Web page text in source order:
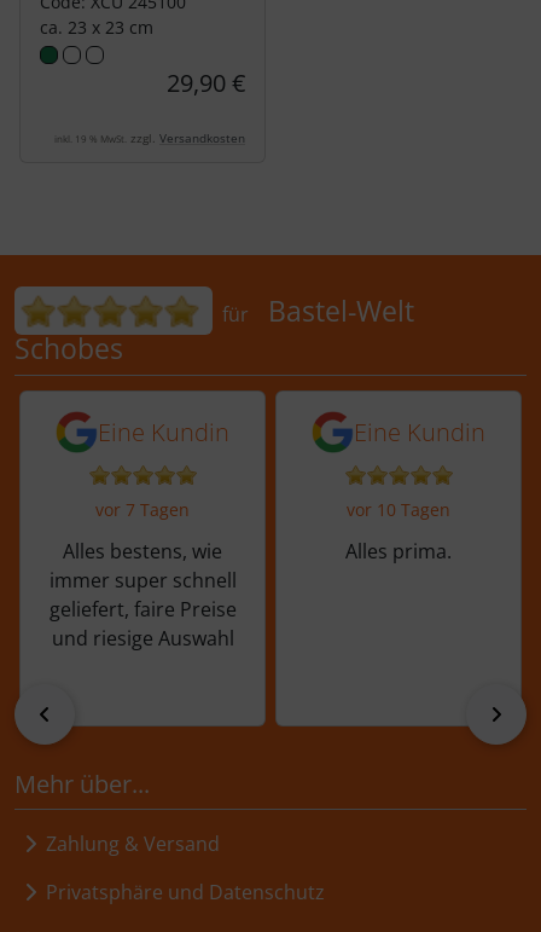
ca. 23 x 23 cm
29,90 €
inkl. 19 % MwSt. zzgl. Versandkosten
Bewertungen für Bastel-Welt
für
Bastel-Welt
Schobes
5 von 5 Sternen von einer Kundin vor
Eine Kundin
vor 7 Tagen
Alles bestens, wie
immer super schnell
geliefert, faire Preise
und riesige Auswahl
5 von 5 Sternen
Eine Kundin
vor 10 Tagen
Alles prima.
vor
Mehr über...
Zahlung & Versand
Privatsphäre und Datenschutz